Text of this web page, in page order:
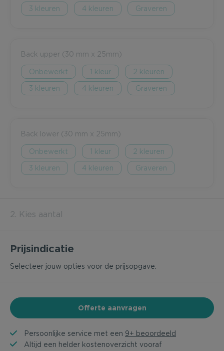
3 4 Graveren
Back upper (30 mm x 25mm)
Onbewerkt 1 2
3 4 Graveren
Back lower (30 mm x 25mm)
Onbewerkt 1 2
3 4 Graveren
2. Kies aantal
Prijsindicatie
Selecteer jouw opties voor de prijsopgave.
Offerte aanvragen
Persoonlijke service met een 9+ beoordeeld
Altijd een helder kostenoverzicht vooraf